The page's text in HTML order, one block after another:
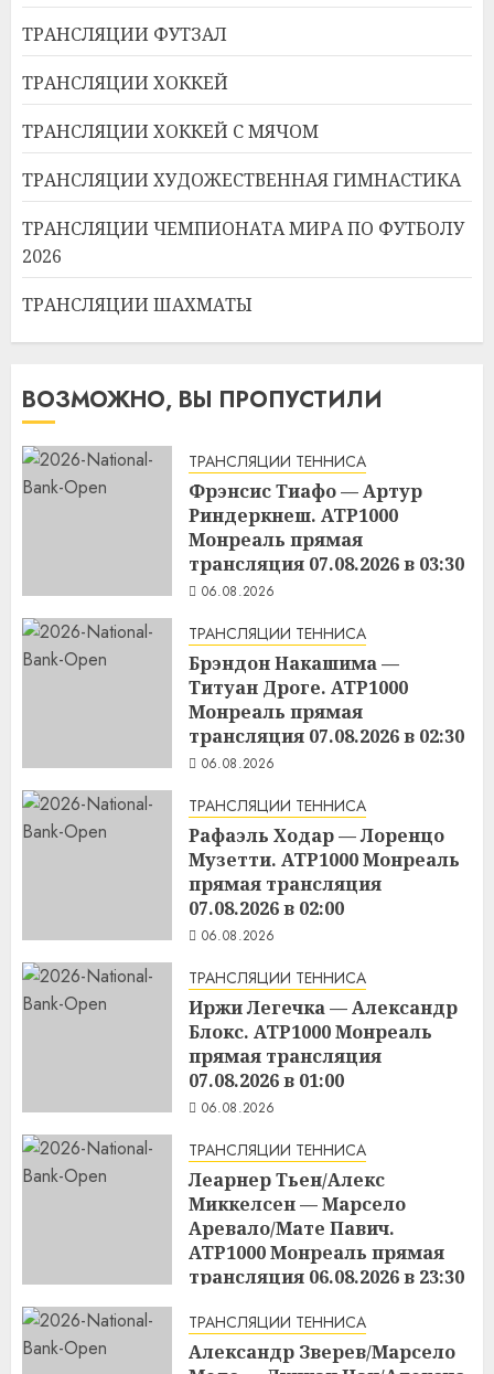
ТРАНСЛЯЦИИ ФУТЗАЛ
ТРАНСЛЯЦИИ ХОККЕЙ
ТРАНСЛЯЦИИ ХОККЕЙ С МЯЧОМ
ТРАНСЛЯЦИИ ХУДОЖЕСТВЕННАЯ ГИМНАСТИКА
ТРАНСЛЯЦИИ ЧЕМПИОНАТА МИРА ПО ФУТБОЛУ
2026
ТРАНСЛЯЦИИ ШАХМАТЫ
ВОЗМОЖНО, ВЫ ПРОПУСТИЛИ
ТРАНСЛЯЦИИ ТЕННИСА
Фрэнсис Тиафо — Артур
Риндеркнеш. ATP1000
Монреаль прямая
трансляция 07.08.2026 в 03:30
06.08.2026
ТРАНСЛЯЦИИ ТЕННИСА
Брэндон Накашима —
Титуан Дроге. ATP1000
Монреаль прямая
трансляция 07.08.2026 в 02:30
06.08.2026
ТРАНСЛЯЦИИ ТЕННИСА
Рафаэль Ходар — Лоренцо
Музетти. ATP1000 Монреаль
прямая трансляция
07.08.2026 в 02:00
06.08.2026
ТРАНСЛЯЦИИ ТЕННИСА
Иржи Легечка — Александр
Блокс. ATP1000 Монреаль
прямая трансляция
07.08.2026 в 01:00
06.08.2026
ТРАНСЛЯЦИИ ТЕННИСА
Леарнер Тьен/Алекс
Миккелсен — Марсело
Аревало/Мате Павич.
ATP1000 Монреаль прямая
трансляция 06.08.2026 в 23:30
ТРАНСЛЯЦИИ ТЕННИСА
Александр Зверев/Марсело